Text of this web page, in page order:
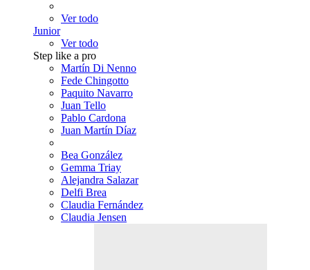
Ver todo
Junior
Ver todo
Step like a pro
Martín Di Nenno
Fede Chingotto
Paquito Navarro
Juan Tello
Pablo Cardona
Juan Martín Díaz
Bea González
Gemma Triay
Alejandra Salazar
Delfi Brea
Claudia Fernández
Claudia Jensen